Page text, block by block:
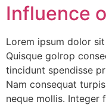
Influence
Lorem ipsum dolor
Quisque golrop
tincidunt spendisse
Nam consequat
neque mollis.